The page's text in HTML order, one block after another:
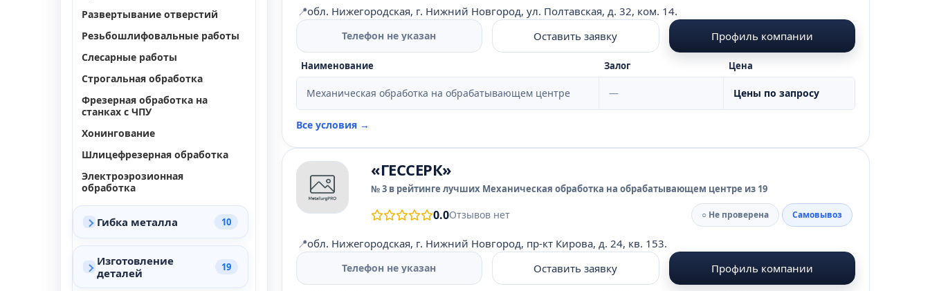
Развертывание отверстий
Резьбошлифовальные работы
Слесарные работы
Строгальная обработка
Фрезерная обработка на
станках с ЧПУ
Хонингование
Шлицефрезерная обработка
Электроэрозионная
обработка
Гибка металла 10
Изготовление
деталей
19
📍обл. Нижегородская, г. Нижний Новгород, ул. Полтавская, д. 32, ком. 14.
Телефон не указан Оставить заявку Профиль компании
Наименование Залог Цена
Механическая обработка на обрабатывающем центре — Цены по запросу
Все условия →
«ГЕССЕРК»
№ 3 в рейтинге лучших Механическая обработка на обрабатывающем центре из 19
0.0Отзывов нет ○ Не проверена Самовывоз
📍обл. Нижегородская, г. Нижний Новгород, пр-кт Кирова, д. 24, кв. 153.
Телефон не указан Оставить заявку Профиль компании